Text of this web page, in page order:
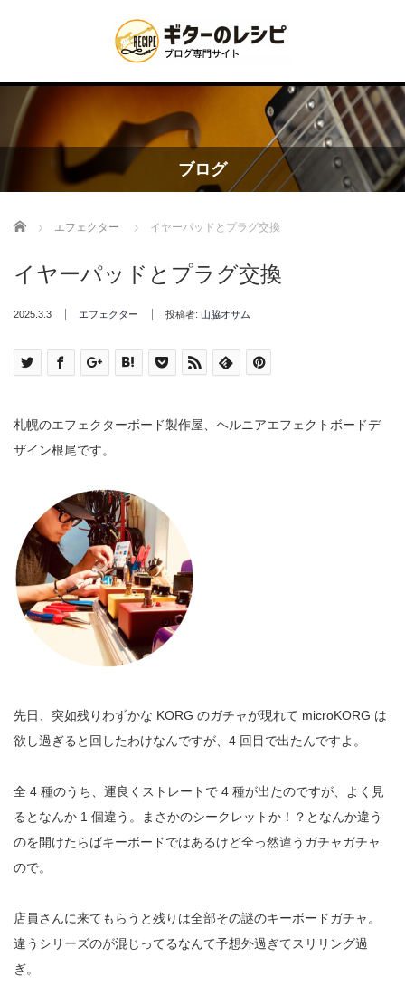
ブログ
Home エフェクター イヤーパッドとプラグ交換
イヤーパッドとプラグ交換
2025.3.3 エフェクター 投稿者: 山脇オサム
札幌のエフェクターボード製作屋、ヘルニアエフェクトボードデ
ザイン根尾です。
先日、突如残りわずかな KORG のガチャが現れて microKORG は
欲し過ぎると回したわけなんですが、4 回目で出たんですよ。
全 4 種のうち、運良くストレートで 4 種が出たのですが、よく見
るとなんか 1 個違う。まさかのシークレットか！？となんか違う
のを開けたらばキーボードではあるけど全っ然違うガチャガチャ
ので。
店員さんに来てもらうと残りは全部その謎のキーボードガチャ。
違うシリーズのが混じってるなんて予想外過ぎてスリリング過
ぎ。